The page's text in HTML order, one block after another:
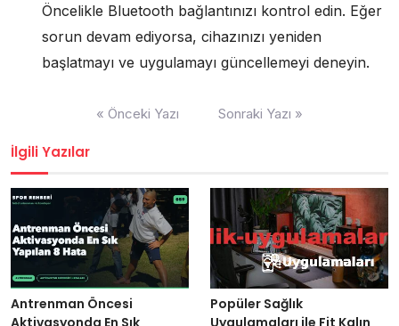
Öncelikle Bluetooth bağlantınızı kontrol edin. Eğer
sorun devam ediyorsa, cihazınızı yeniden
başlatmayı ve uygulamayı güncellemeyi deneyin.
« Önceki Yazı Sonraki Yazı »
İlgili Yazılar
Antrenman Öncesi
Aktivasyonda En Sık
Popüler Sağlık
Uygulamaları ile Fit Kalın